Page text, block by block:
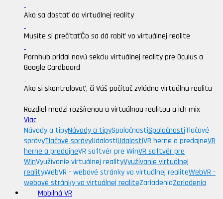
Ako sa dostať do virtuálnej reality
Musíte si prečítaťČo sa dá robiť vo virtuálnej realite
Pornhub pridal novú sekciu virtuálnej reality pre Oculus a
Google Cardboard
Ako si skontrolovať, či Váš počítač zvládne virtuálnu realitu
Rozdiel medzi rozšírenou a virtuálnou realitou a ich mix
Viac
Návody a tipyNávody a tipySpoločnostiSpoločnostiTlačové
správyTlačové správyUdalostiUdalostiVR herne a predajneVR
herne a predajneVR softvér pre WinVR softvér pre
WinVyužívanie virtuálnej realityVyužívanie virtuálnej
realityWebVR - webové stránky vo virtuálnej realiteWebVR -
webové stránky vo virtuálnej realiteZariadeniaZariadenia
Mobilná VR